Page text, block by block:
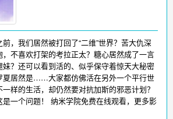
，我们居然被打回了“二维”世界？苦大仇深
不喜欢打架的考拉正太？糖心居然成了一言
？还可以看到活的、似乎保守着惊天大秘密
夏居然是……大家都仿佛活在另外一个平行世
样的生活，却仍然要对抗加斯的邪恶计划？
一个问题！ 纳米学院免费在线观看，更多影